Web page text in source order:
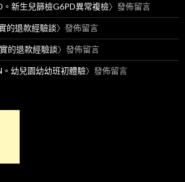
。新生兒篩檢G6PD異常複檢〉發佈留言
的退款經驗談〉發佈留言
的退款經驗談〉發佈留言
。幼兒園幼幼班初體驗〉發佈留言